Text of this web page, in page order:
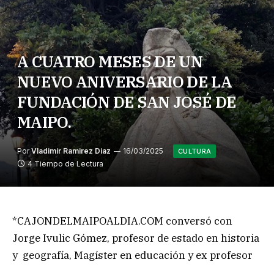
A CUATRO MESES DE UN
NUEVO ANIVERSARIO DE LA
FUNDACIÓN DE SAN JOSÉ DE
MAIPO.
Por Vladimir Ramirez Diaz 16/03/2025 CULTURA
4 Tiempo de Lectura
*CAJONDELMAIPOALDIA.COM conversó con
Jorge Ivulic Gómez, profesor de estado en historia
y geografía, Magíster en educación y ex profesor